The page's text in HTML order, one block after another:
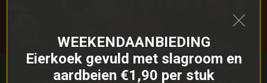
WEEKENDAANBIEDING
Eierkoek gevuld met slagroom en
aardbeien €1,90 per stuk